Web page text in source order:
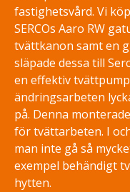
fastighetsvård. Vi
SERCOs Aaro RW
tvättkanon samt en
släpade dessa till
en effektiv
ändringsarbeten
på. Denna
för tvättarbeten. I
man inte gå så
exempel behändigt
hytten.